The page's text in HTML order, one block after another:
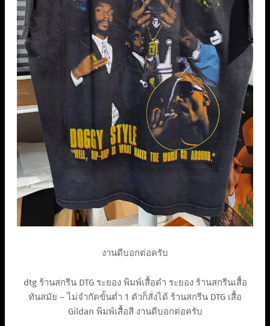
งานดีบอกต่อครับ
dtg ร้านสกรีน DTG ระยอง พิมพ์เสื้อดำ ระยอง ร้านสกรีนเสื้อ
ทันสมัย – ไม่จำกัดขั้นต่ำ 1 ตัวก็สั่งได้ ร้านสกรีน DTG เสื้อ
Gildan พิมพ์เสื้อสี งานดีบอกต่อครับ